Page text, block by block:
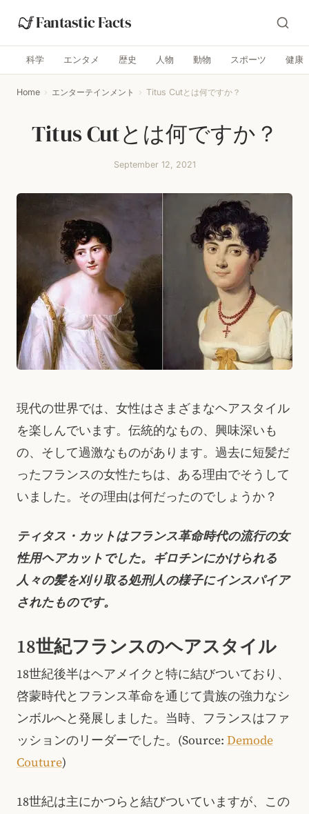
Fantastic Facts
科学 エンタメ 歴史 人物 動物 スポーツ 健康
Home › エンターテインメント › Titus Cutとは何ですか？
Titus Cutとは何ですか？
September 12, 2021
現代の世界では、女性はさまざまなヘアスタイル
を楽しんでいます。伝統的なもの、興味深いも
の、そして過激なものがあります。過去に短髪だ
ったフランスの女性たちは、ある理由でそうして
いました。その理由は何だったのでしょうか？
ティタス・カットはフランス革命時代の流行の女
性用ヘアカットでした。ギロチンにかけられる
人々の髪を刈り取る処刑人の様子にインスパイア
されたものです。
18世紀フランスのヘアスタイル
18世紀後半はヘアメイクと特に結びついており、
啓蒙時代とフランス革命を通じて貴族の強力なシ
ンボルへと発展しました。当時、フランスはファ
ッションのリーダーでした。(Source: Demode
Couture)
18世紀は主にかつらと結びついていますが、この